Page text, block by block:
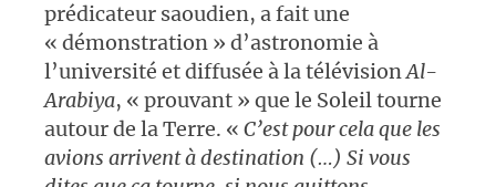
prédicateur saoudien, a fait une
« démonstration » d’astronomie à
l’université et diffusée à la télévisionAl-
Arabiya, « prouvant » que le Soleil tourne
autour de la Terre. « C’est pour cela que les
avions arrivent à destination (…) Si vous